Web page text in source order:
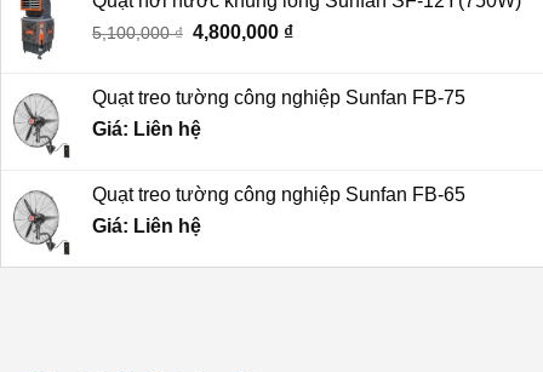
6,800,000 ₫.là:
5,100,000₫ Giá
5,100,000 ₫.
4,800,000 ₫
là:
Quạt treo tường công nghiệp Sunfan FB-75
Giá: Liên hệ
Quạt treo tường công nghiệp Sunfan FB-65
Giá: Liên hệ